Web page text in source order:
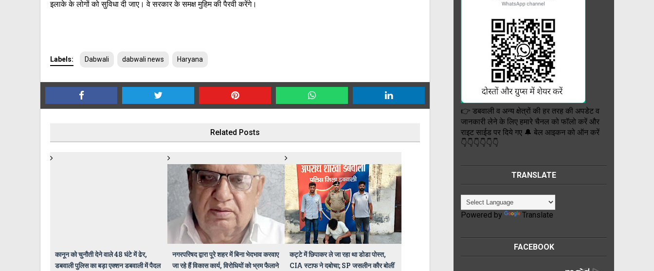
इलाके के लोगों को सुविधा दी जाए। वे सरकार के समक्ष मुहिम की पैरवी करेंगे।
Labels: Dabwali dabwali news Haryana
Related Posts
कानून को चुनौती देने वाले 48 घंटे में ढेर,
डबवाली पुलिस का बड़ा एक्शन डबवाली में पैदल
नगरपरिषद द्वारा पूरे शहर में बिना भेदभाव करवाए
जा रहे हैं विकास कार्य, विरोधियों को भ्रम फैलाने
कट्टे में छिपाकर ले जा रहा था डोडा पोस्त,
CIA स्टाफ ने दबोचा; SP जसलीन कौर बोलीं
👉 डबवाली व अन्य क्षेत्रों की हर तरह की अपडेट व
जानकारी लेने के लिए हमारे चैनल को फॉलो करें और
राइट साईड पर दिये गए 🔔 बेल आइकन को ऑन करें
👇👇👇👇👇👇
TRANSLATE
Powered by Translate
FACEBOOK